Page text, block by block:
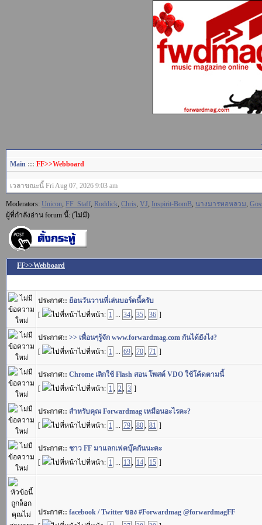
Main ::: FF>>Webboard
เวลาขณะนี้ Fri Aug 07, 2026 9:03 am
Moderators: Unicon, FF_Staff, Roddick, Chris, VJ, Inspirit-BomB, นางมารหอหลวม,
ผู้ที่กำลังอ่าน forum นี้: (ไม่มี)
FF>>Webboard
ประกาศ:: ย้อนวันวานที่เล่นบอร์ดนี้ครับ
[
ไปที่หน้า: 1 ... 34, 35, 36 ]
ประกาศ:: >> เพื่อนๆรู้จัก www.forwardmag.com กันได้ยังไง?
[
ไปที่หน้า: 1 ... 69, 70, 71 ]
ประกาศ:: Chrome เลิกใช้ Flash สอน โพสต์ VDO ใช้โค้ดตามนี้
[
ไปที่หน้า: 1 , 2, 3 ]
ประกาศ:: สำหรับคุณ Forwardmag เหมือนอะไรคะ?
[
ไปที่หน้า: 1 ... 79, 80, 81 ]
ประกาศ:: ชาว FF มาแลกเฟคบุ๊คกันนะคะ
[
ไปที่หน้า: 1 ... 13, 14, 15 ]
ประกาศ:: facebook / Twitter ของ #Forwardmag @forwardmagFF